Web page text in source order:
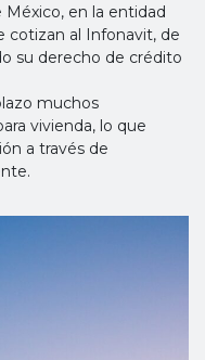
en la entidad
cotizan al Infonavit, de
su derecho de crédito
muchos
vivienda, lo que
a través de